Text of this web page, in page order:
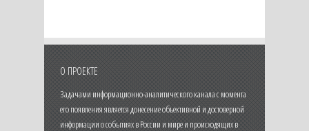
О ПРОЕКТЕ
Задачами информационно-аналитического канала с момента
его появления является донесение объективной и достоверной
информации о событиях в России и мире и происходящих в